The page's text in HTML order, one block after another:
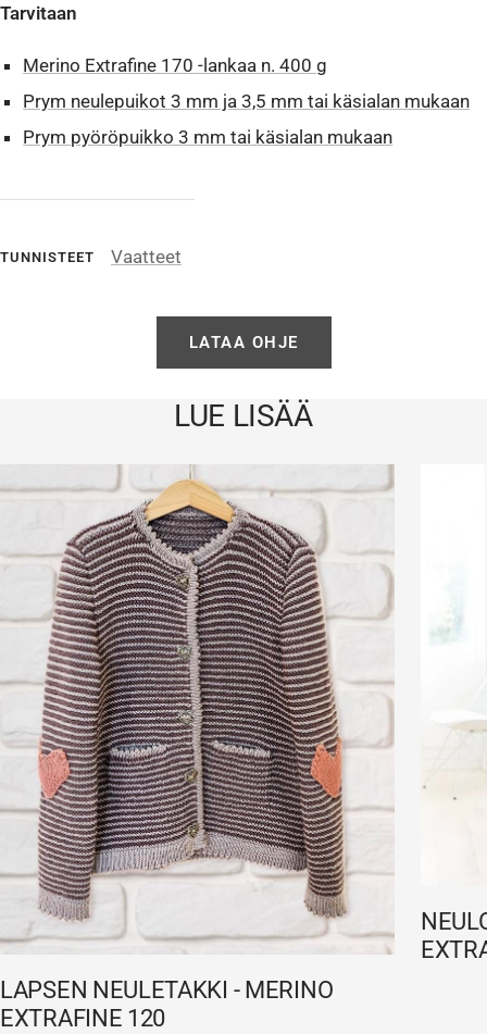
TUNNISTEET Vaatteet
Tarvitaan
Merino Extrafine 170 -lankaa n. 400 g
Prym neulepuikot 3 mm ja 3,5 mm tai käsialan mukaan
Prym pyöröpuikko 3 mm tai käsialan mukaan
LATAA OHJE
LUE LISÄÄ
LAPSEN NEULETAKKI - MERINO
EXTRAFINE 120